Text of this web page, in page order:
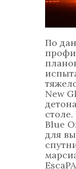
По
New
Blue
для